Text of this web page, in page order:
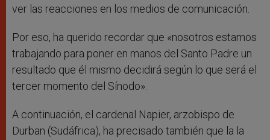
ver las reacciones en los medios de comunicación.
Por eso, ha querido recordar que «nosotros estamos
trabajando para poner en manos del Santo Padre un
resultado que él mismo decidirá según lo que será el
tercer momento del Sínodo».
A continuación, el cardenal Napier, arzobispo de
Durban (Sudáfrica), ha precisado también que la la